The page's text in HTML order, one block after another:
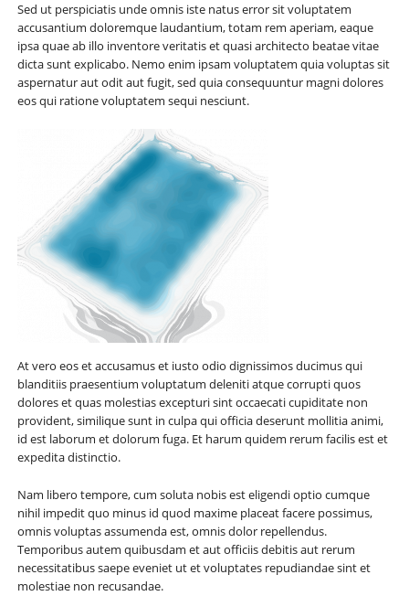
Sed ut perspiciatis unde omnis iste natus error sit voluptatem
accusantium doloremque laudantium, totam rem aperiam, eaque
ipsa quae ab illo inventore veritatis et quasi architecto beatae vitae
dicta sunt explicabo. Nemo enim ipsam voluptatem quia voluptas sit
aspernatur aut odit aut fugit, sed quia consequuntur magni dolores
eos qui ratione voluptatem sequi nesciunt.
At vero eos et accusamus et iusto odio dignissimos ducimus qui
blanditiis praesentium voluptatum deleniti atque corrupti quos
dolores et quas molestias excepturi sint occaecati cupiditate non
provident, similique sunt in culpa qui officia deserunt mollitia animi,
id est laborum et dolorum fuga. Et harum quidem rerum facilis est et
expedita distinctio.
Nam libero tempore, cum soluta nobis est eligendi optio cumque
nihil impedit quo minus id quod maxime placeat facere possimus,
omnis voluptas assumenda est, omnis dolor repellendus.
Temporibus autem quibusdam et aut officiis debitis aut rerum
necessitatibus saepe eveniet ut et voluptates repudiandae sint et
molestiae non recusandae.